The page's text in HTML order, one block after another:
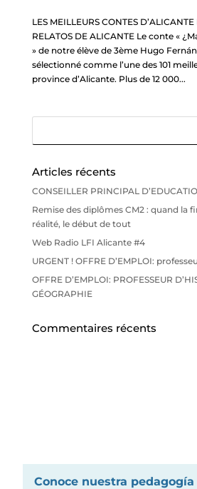
LES MEILLEURS CONTES D’ALICANTE
RELATOS DE ALICANTE Le conte «
» de notre élève de 3ème Hugo
sélectionné comme l’une des 101
province d’Alicante. Plus de 12 000...
Articles récents
CONSEILLER PRINCIPAL
Remise des diplômes CM2 : quand la
réalité, le début de tout
Web Radio LFI Alicante #4
URGENT ! OFFRE D’EMPLOI:
OFFRE D’EMPLOI: PROFESSEUR
GÉOGRAPHIE
Commentaires récents
Conoce nuestra pedagogía